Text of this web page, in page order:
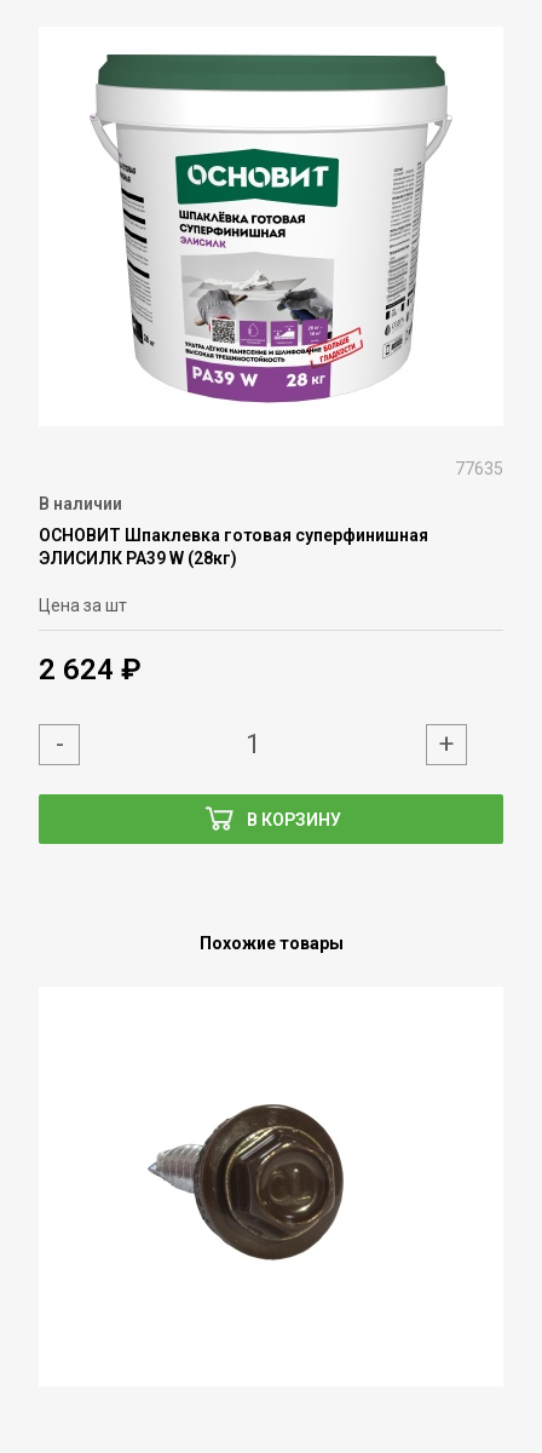
77635
В наличии
ОСНОВИТ Шпаклевка готовая суперфинишная
ЭЛИСИЛК PA39 W (28кг)
Цена за шт
2 624 ₽
В КОРЗИНУ
- +
Похожие товары